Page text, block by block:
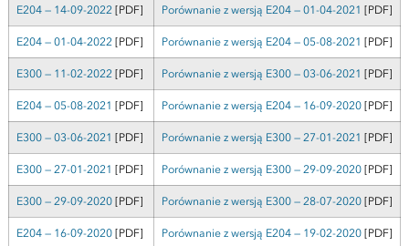
E204 — 14-09-2022 [PDF] Porównanie z wersją E204 — 01-04-2021 [PDF]
E204 — 01-04-2022 [PDF] Porównanie z wersją E204 — 05-08-2021 [PDF]
E300 — 11-02-2022 [PDF] Porównanie z wersją E300 — 03-06-2021 [PDF]
E204 — 05-08-2021 [PDF] Porównanie z wersją E204 — 16-09-2020[PDF]
E300 — 03-06-2021 [PDF] Porównanie z wersją E300 — 27-01-2021 [PDF]
E300 — 27-01-2021 [PDF] Porównanie z wersją E300 — 29-09-2020[PDF]
E300 — 29-09-2020[PDF] Porównanie z wersją E300 — 28-07-2020[PDF]
E204 — 16-09-2020[PDF] Porównanie z wersją E204 — 19-02-2020[PDF]